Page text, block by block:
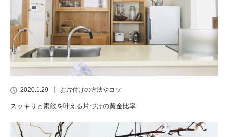
2020.1.29 お片付けの方法やコツ
スッキリと素敵を叶える片づけの黄金比率